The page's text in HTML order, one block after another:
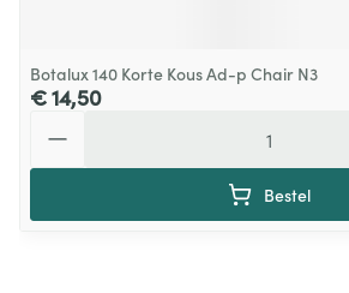
Botalux 140 Korte Kous Ad-p Chair N3
€ 14,50
Bestel